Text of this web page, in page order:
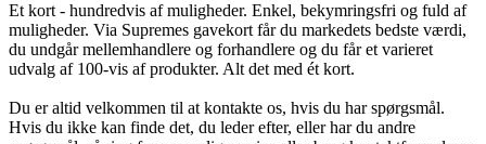
Et kort - hundredvis af muligheder. Enkel, bekymringsfri og fuld af
muligheder. Via Supremes gavekort får du markedets bedste værdi,
du undgår mellemhandlere og forhandlere og du får et varieret
udvalg af 100-vis af produkter. Alt det med ét kort.
Du er altid velkommen til at kontakte os, hvis du har spørgsmål.
Hvis du ikke kan finde det, du leder efter, eller har du andre